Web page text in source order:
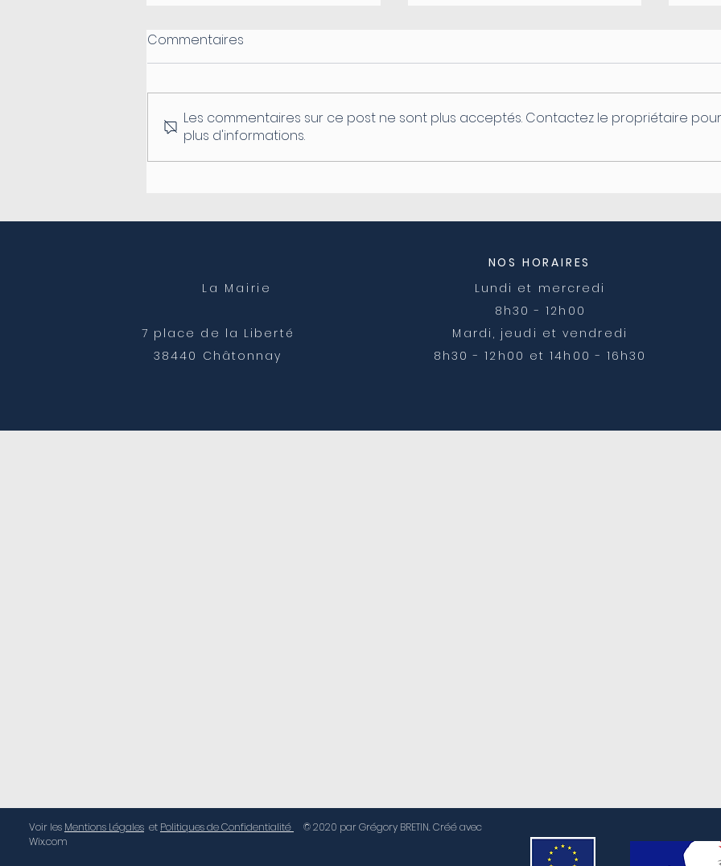
Fermeture du secrétariat
Coupure d'électricité le
Commentaires
Les commentaires sur ce post ne sont plus acceptés. Contactez le propriétaire pour
plus d'informations.
La Mairie
7 place de la Liberté
38440 Châtonnay
NOS HORAIRES
Lundi et mercredi
8h30 - 12h00
Mardi, jeudi et vendredi
8h30 - 12h00 et 14h00 - 16h30
Voir les Mentions Légales et Politiques de Confidentialité
© 2020 par Grégory BRETIN. Créé avec
Wix.com